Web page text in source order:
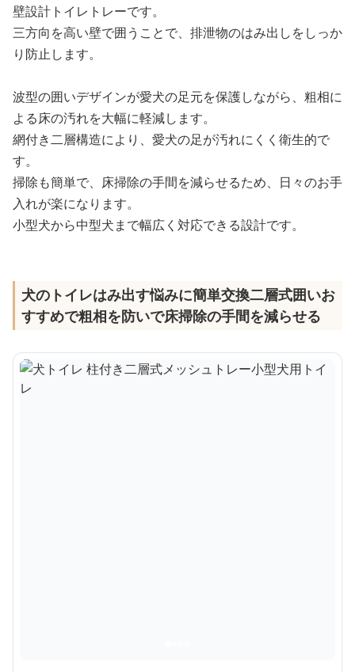
壁設計トイレトレーです。
三方向を高い壁で囲うことで、排泄物のはみ出しをしっか
り防止します。
波型の囲いデザインが愛犬の足元を保護しながら、粗相に
よる床の汚れを大幅に軽減します。
網付き二層構造により、愛犬の足が汚れにくく衛生的で
す。
掃除も簡単で、床掃除の手間を減らせるため、日々のお手
入れが楽になります。
小型犬から中型犬まで幅広く対応できる設計です。
犬のトイレはみ出す悩みに簡単交換二層式囲いお
すすめで粗相を防いで床掃除の手間を減らせる